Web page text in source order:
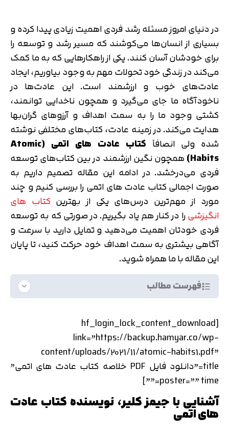
در دنیای امروز مسئله رشد فردی اهمیت زیادی پیدا کرده و
بسیاری از انسان‌ها می‌کوشند که مسیر رشد و توسعه را
برای خودشان آسان کنند. یکی از راهکارهایی که به ما کمک
می‌کند در زندگی خود تحولات مهم به وجود بیاوریم، ایجاد
عادت‌های خوب و ارزشمند است. این عادت‌ها در
ناخودآگاه ما جای می‌گیرد و همچون ناخدایی توانمند،
کشتی وجود ما را به سمت اهداف و آرزوهای گران‌بها
هدایت می‌کند. در زمینه عادت، کتاب‌های مختلفی نوشته
شده ولی انصافاً کتاب عادت های اتمی (Atomic
Habits
)همچون نگین ارزشمند در بین کتاب‌های توسعه
فردی می‌درخشد. در ادامه این مقاله تصمیم داریم به
صورت اجمالی کتاب عادت های اتمی را بررسی کنیم و چند
مورد از مهم‌ترین درس‌های یکی از بهترین کتاب های
انگیزشیرا در کنار هم یاد بگیریم. در صورتی که به توسعه
فردی خودتان اهمیت می‌دهید و تمایل دارید با سرعت و
آگاهی بیشتری به سمت اهداف خود حرکت کنید، تا پایان
این مقاله با ما همراه شوید.
فهرست مطالب
[hf_login_lock_content_download
link=”https://backup.hamyar.co/wp-
content/uploads/2021/11/atomic-habits1.pdf”
title=”دانلود فایل PDF خلاصه کتاب عادت های اتمی”
poster=”” time=””]
آشنایی با جیمز کلیر، نویسنده کتاب عادت
های اتمی